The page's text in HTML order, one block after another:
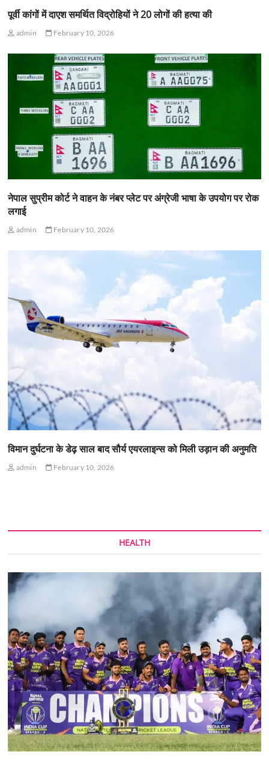
पूर्वी कांगों में दाएश समर्थित विद्रोहियों ने 20 लोगों की हत्या की
admin February 10, 2026
नेपाल सुप्रीम कोर्ट ने वाहन के नंबर प्लेट पर अंग्रेजी भाषा के उपयोग पर रोक
लगाई
admin February 10, 2026
विमान दुर्घटना के डेढ़ साल बाद सौर्य एयरलाइन्स को मिली उड़ान की अनुमति
admin February 10, 2026
HEALTH